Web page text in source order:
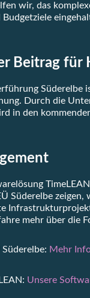
wir, das
Beitrag für
Durch die
in den
Süderelbe
mehr über die
Mehr
Unsere